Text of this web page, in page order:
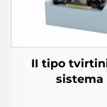
II tipo
sistema